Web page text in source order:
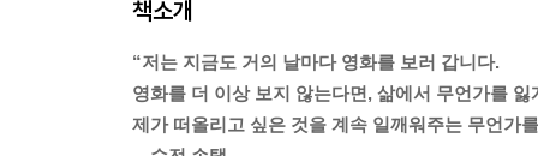
책소개
“저는 지금도 거의 날마다 영화를 보러 갑니다.
영화를 더 이상 보지 않는다면, 삶에서 무언가를 잃
제가 떠올리고 싶은 것을 계속 일깨워주는 무언가